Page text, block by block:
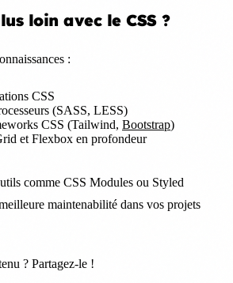
loin avec le CSS ?
:
CSS
(SASS, LESS)
CSS (Tailwind, Bootstrap)
et Flexbox en profondeur
comme CSS Modules ou Styled
maintenabilité dans vos projets
? Partagez-le !